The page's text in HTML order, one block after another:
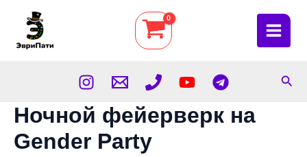
Перейти
содержимому
Main
Menu
Ночной фейерверк на
Gender Party